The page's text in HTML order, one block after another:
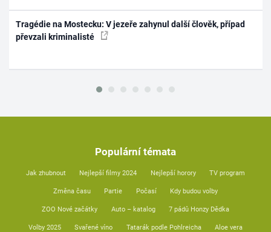
Tragédie na Mostecku: V jezeře zahynul další člověk, případ
převzali kriminalisté
Populární témata
Jak zhubnout Nejlepší filmy 2024 Nejlepší horory TV program
Změna času Partie Počasí Kdy budou volby
ZOO Nové začátky Auto – katalog 7 pádů Honzy Dědka
Volby 2025 Svařené víno Tatarák podle Pohlreicha Aloe vera